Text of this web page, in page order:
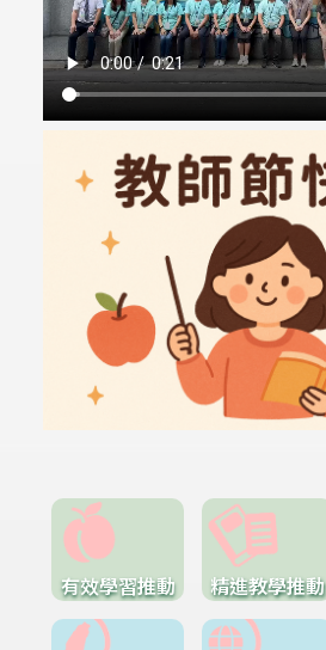
有效學習推動 精進教學推動